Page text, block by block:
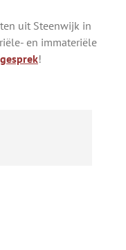
uit Steenwijk in
en immateriële
!